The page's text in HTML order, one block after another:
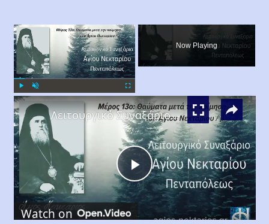
×
Play Unmute Fullscreen
Now Playing
×
Play
Video
Λειτουργικό Συναξάριο Αγίου Νεκταρίου Πενταπόλεως Μέρος 13ο
Watch on